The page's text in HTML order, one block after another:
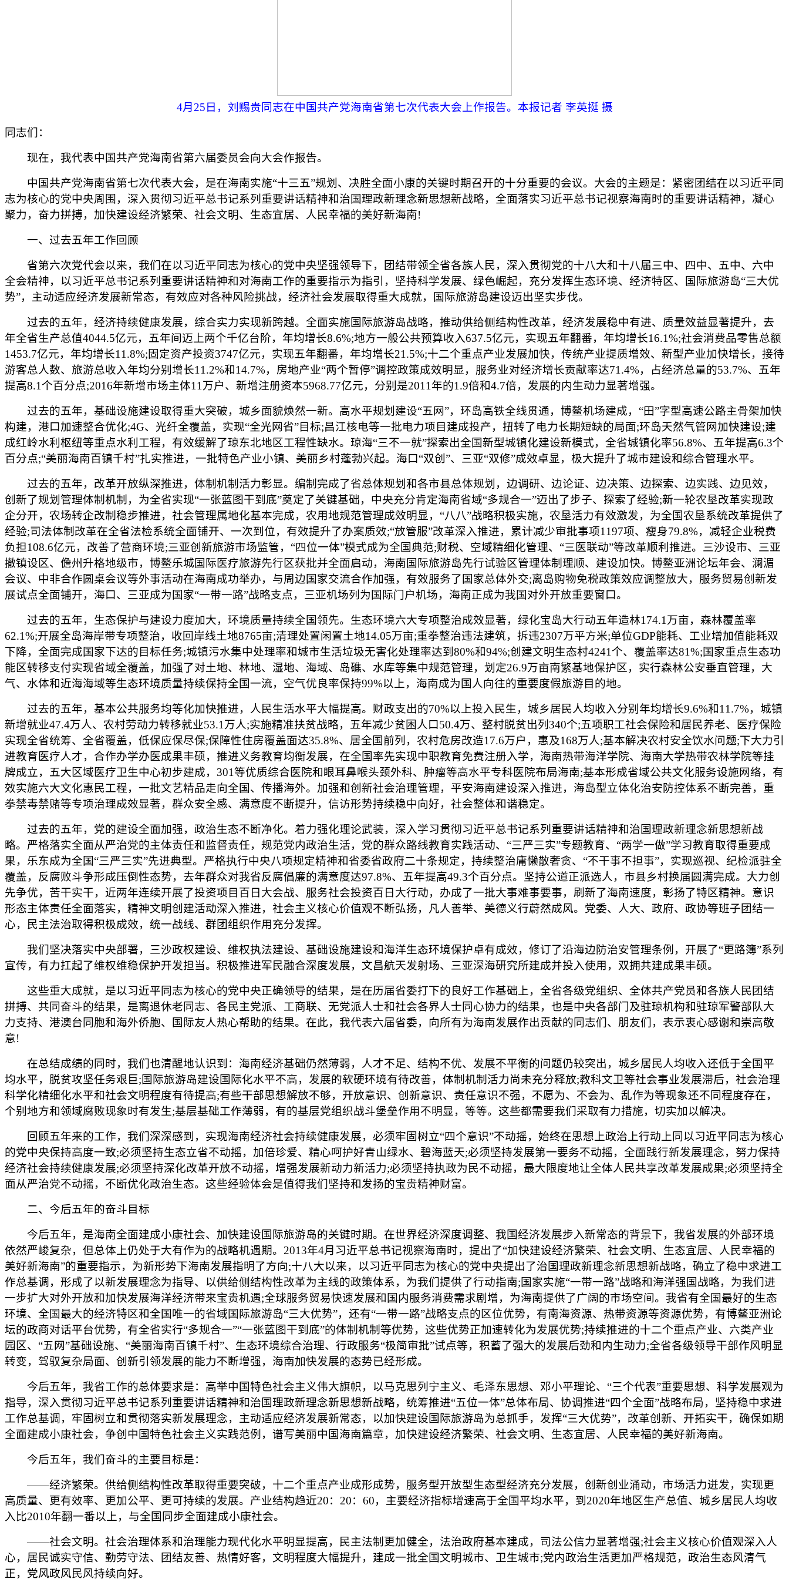
4月25日，刘赐贵同志在中国共产党海南省第七次代表大会上作报告。本报记者 李英挺 摄
同志们：
现在，我代表中国共产党海南省第六届委员会向大会作报告。
中国共产党海南省第七次代表大会，是在海南实施“十三五”规划、决胜全面小康的关键时期召开的十分重要的会议。大会的主题是：紧密团结在以习近平同
志为核心的党中央周围，深入贯彻习近平总书记系列重要讲话精神和治国理政新理念新思想新战略，全面落实习近平总书记视察海南时的重要讲话精神，凝心
聚力，奋力拼搏，加快建设经济繁荣、社会文明、生态宜居、人民幸福的美好新海南!
一、过去五年工作回顾
省第六次党代会以来，我们在以习近平同志为核心的党中央坚强领导下，团结带领全省各族人民，深入贯彻党的十八大和十八届三中、四中、五中、六中
全会精神，以习近平总书记系列重要讲话精神和对海南工作的重要指示为指引，坚持科学发展、绿色崛起，充分发挥生态环境、经济特区、国际旅游岛“三大优
势”，主动适应经济发展新常态，有效应对各种风险挑战，经济社会发展取得重大成就，国际旅游岛建设迈出坚实步伐。
过去的五年，经济持续健康发展，综合实力实现新跨越。全面实施国际旅游岛战略，推动供给侧结构性改革，经济发展稳中有进、质量效益显著提升，去
年全省生产总值4044.5亿元，五年间迈上两个千亿台阶，年均增长8.6%;地方一般公共预算收入637.5亿元，实现五年翻番，年均增长16.1%;社会消费品零售总额
1453.7亿元，年均增长11.8%;固定资产投资3747亿元，实现五年翻番，年均增长21.5%;十二个重点产业发展加快，传统产业提质增效、新型产业加快增长，接待
游客总人数、旅游总收入年均分别增长11.2%和14.7%，房地产业“两个暂停”调控政策成效明显，服务业对经济增长贡献率达71.4%，占经济总量的53.7%、五年
提高8.1个百分点;2016年新增市场主体11万户、新增注册资本5968.77亿元，分别是2011年的1.9倍和4.7倍，发展的内生动力显著增强。
过去的五年，基础设施建设取得重大突破，城乡面貌焕然一新。高水平规划建设“五网”，环岛高铁全线贯通，博鳌机场建成，“田”字型高速公路主骨架加快
构建，港口加速整合优化;4G、光纤全覆盖，实现“全光网省”目标;昌江核电等一批电力项目建成投产，扭转了电力长期短缺的局面;环岛天然气管网加快建设;建
成红岭水利枢纽等重点水利工程，有效缓解了琼东北地区工程性缺水。琼海“三不一就”探索出全国新型城镇化建设新模式，全省城镇化率56.8%、五年提高6.3个
百分点;“美丽海南百镇千村”扎实推进，一批特色产业小镇、美丽乡村蓬勃兴起。海口“双创”、三亚“双修”成效卓显，极大提升了城市建设和综合管理水平。
过去的五年，改革开放纵深推进，体制机制活力彰显。编制完成了省总体规划和各市县总体规划，边调研、边论证、边决策、边探索、边实践、边见效，
创新了规划管理体制机制，为全省实现“一张蓝图干到底”奠定了关键基础，中央充分肯定海南省域“多规合一”迈出了步子、探索了经验;新一轮农垦改革实现政
企分开，农场转企改制稳步推进，社会管理属地化基本完成，农用地规范管理成效明显，“八八”战略积极实施，农垦活力有效激发，为全国农垦系统改革提供了
经验;司法体制改革在全省法检系统全面铺开、一次到位，有效提升了办案质效;“放管服”改革深入推进，累计减少审批事项1197项、瘦身79.8%，减轻企业税费
负担108.6亿元，改善了营商环境;三亚创新旅游市场监管，“四位一体”模式成为全国典范;财税、空域精细化管理、“三医联动”等改革顺利推进。三沙设市、三亚
撤镇设区、儋州升格地级市，博鳌乐城国际医疗旅游先行区获批并全面启动，海南国际旅游岛先行试验区管理体制理顺、建设加快。博鳌亚洲论坛年会、澜湄
会议、中非合作圆桌会议等外事活动在海南成功举办，与周边国家交流合作加强，有效服务了国家总体外交;离岛购物免税政策效应调整放大，服务贸易创新发
展试点全面铺开，海口、三亚成为国家“一带一路”战略支点，三亚机场列为国际门户机场，海南正成为我国对外开放重要窗口。
过去的五年，生态保护与建设力度加大，环境质量持续全国领先。生态环境六大专项整治成效显著，绿化宝岛大行动五年造林174.1万亩，森林覆盖率
62.1%;开展全岛海岸带专项整治，收回岸线土地8765亩;清理处置闲置土地14.05万亩;重拳整治违法建筑，拆违2307万平方米;单位GDP能耗、工业增加值能耗双
下降，全面完成国家下达的目标任务;城镇污水集中处理率和城市生活垃圾无害化处理率达到80%和94%;创建文明生态村4241个、覆盖率达81%;国家重点生态功
能区转移支付实现省域全覆盖，加强了对土地、林地、湿地、海域、岛礁、水库等集中规范管理，划定26.9万亩南繁基地保护区，实行森林公安垂直管理，大
气、水体和近海海域等生态环境质量持续保持全国一流，空气优良率保持99%以上，海南成为国人向往的重要度假旅游目的地。
过去的五年，基本公共服务均等化加快推进，人民生活水平大幅提高。财政支出的70%以上投入民生，城乡居民人均收入分别年均增长9.6%和11.7%，城镇
新增就业47.4万人、农村劳动力转移就业53.1万人;实施精准扶贫战略，五年减少贫困人口50.4万、整村脱贫出列340个;五项职工社会保险和居民养老、医疗保险
实现全省统筹、全省覆盖，低保应保尽保;保障性住房覆盖面达35.8%、居全国前列，农村危房改造17.6万户，惠及168万人;基本解决农村安全饮水问题;下大力引
进教育医疗人才，合作办学办医成果丰硕，推进义务教育均衡发展，在全国率先实现中职教育免费注册入学，海南热带海洋学院、海南大学热带农林学院等挂
牌成立，五大区域医疗卫生中心初步建成，301等优质综合医院和眼耳鼻喉头颈外科、肿瘤等高水平专科医院布局海南;基本形成省域公共文化服务设施网络，有
效实施六大文化惠民工程，一批文艺精品走向全国、传播海外。加强和创新社会治理管理，平安海南建设深入推进，海岛型立体化治安防控体系不断完善，重
拳禁毒禁赌等专项治理成效显著，群众安全感、满意度不断提升，信访形势持续稳中向好，社会整体和谐稳定。
过去的五年，党的建设全面加强，政治生态不断净化。着力强化理论武装，深入学习贯彻习近平总书记系列重要讲话精神和治国理政新理念新思想新战
略。严格落实全面从严治党的主体责任和监督责任，规范党内政治生活，党的群众路线教育实践活动、“三严三实”专题教育、“两学一做”学习教育取得重要成
果，乐东成为全国“三严三实”先进典型。严格执行中央八项规定精神和省委省政府二十条规定，持续整治庸懒散奢贪、“不干事不担事”，实现巡视、纪检派驻全
覆盖，反腐败斗争形成压倒性态势，去年群众对我省反腐倡廉的满意度达97.8%、五年提高49.3个百分点。坚持公道正派选人，市县乡村换届圆满完成。大力创
先争优，苦干实干，近两年连续开展了投资项目百日大会战、服务社会投资百日大行动，办成了一批大事难事要事，刷新了海南速度，彰扬了特区精神。意识
形态主体责任全面落实，精神文明创建活动深入推进，社会主义核心价值观不断弘扬，凡人善举、美德义行蔚然成风。党委、人大、政府、政协等班子团结一
心，民主法治取得积极成效，统一战线、群团组织作用充分发挥。
我们坚决落实中央部署，三沙政权建设、维权执法建设、基础设施建设和海洋生态环境保护卓有成效，修订了沿海边防治安管理条例，开展了“更路簿”系列
宣传，有力扛起了维权维稳保护开发担当。积极推进军民融合深度发展，文昌航天发射场、三亚深海研究所建成并投入使用，双拥共建成果丰硕。
这些重大成就，是以习近平同志为核心的党中央正确领导的结果，是在历届省委打下的良好工作基础上，全省各级党组织、全体共产党员和各族人民团结
拼搏、共同奋斗的结果，是离退休老同志、各民主党派、工商联、无党派人士和社会各界人士同心协力的结果，也是中央各部门及驻琼机构和驻琼军警部队大
力支持、港澳台同胞和海外侨胞、国际友人热心帮助的结果。在此，我代表六届省委，向所有为海南发展作出贡献的同志们、朋友们，表示衷心感谢和崇高敬
意!
在总结成绩的同时，我们也清醒地认识到：海南经济基础仍然薄弱，人才不足、结构不优、发展不平衡的问题仍较突出，城乡居民人均收入还低于全国平
均水平，脱贫攻坚任务艰巨;国际旅游岛建设国际化水平不高，发展的软硬环境有待改善，体制机制活力尚未充分释放;教科文卫等社会事业发展滞后，社会治理
科学化精细化水平和社会文明程度有待提高;有些干部思想解放不够，开放意识、创新意识、责任意识不强，不愿为、不会为、乱作为等现象还不同程度存在，
个别地方和领域腐败现象时有发生;基层基础工作薄弱，有的基层党组织战斗堡垒作用不明显，等等。这些都需要我们采取有力措施，切实加以解决。
回顾五年来的工作，我们深深感到，实现海南经济社会持续健康发展，必须牢固树立“四个意识”不动摇，始终在思想上政治上行动上同以习近平同志为核心
的党中央保持高度一致;必须坚持生态立省不动摇，加倍珍爱、精心呵护好青山绿水、碧海蓝天;必须坚持发展第一要务不动摇，全面践行新发展理念，努力保持
经济社会持续健康发展;必须坚持深化改革开放不动摇，增强发展新动力新活力;必须坚持执政为民不动摇，最大限度地让全体人民共享改革发展成果;必须坚持全
面从严治党不动摇，不断优化政治生态。这些经验体会是值得我们坚持和发扬的宝贵精神财富。
二、今后五年的奋斗目标
今后五年，是海南全面建成小康社会、加快建设国际旅游岛的关键时期。在世界经济深度调整、我国经济发展步入新常态的背景下，我省发展的外部环境
依然严峻复杂，但总体上仍处于大有作为的战略机遇期。2013年4月习近平总书记视察海南时，提出了“加快建设经济繁荣、社会文明、生态宜居、人民幸福的
美好新海南”的重要指示，为新形势下海南发展指明了方向;十八大以来，以习近平同志为核心的党中央提出了治国理政新理念新思想新战略，确立了稳中求进工
作总基调，形成了以新发展理念为指导、以供给侧结构性改革为主线的政策体系，为我们提供了行动指南;国家实施“一带一路”战略和海洋强国战略，为我们进
一步扩大对外开放和加快发展海洋经济带来宝贵机遇;全球服务贸易快速发展和国内服务消费需求剧增，为海南提供了广阔的市场空间。我省有全国最好的生态
环境、全国最大的经济特区和全国唯一的省域国际旅游岛“三大优势”，还有“一带一路”战略支点的区位优势，有南海资源、热带资源等资源优势，有博鳌亚洲论
坛的政商对话平台优势，有全省实行“多规合一”“一张蓝图干到底”的体制机制等优势，这些优势正加速转化为发展优势;持续推进的十二个重点产业、六类产业
园区、“五网”基础设施、“美丽海南百镇千村”、生态环境综合治理、行政服务“极简审批”试点等，积蓄了强大的发展后劲和内生动力;全省各级领导干部作风明显
转变，驾驭复杂局面、创新引领发展的能力不断增强，海南加快发展的态势已经形成。
今后五年，我省工作的总体要求是：高举中国特色社会主义伟大旗帜，以马克思列宁主义、毛泽东思想、邓小平理论、“三个代表”重要思想、科学发展观为
指导，深入贯彻习近平总书记系列重要讲话精神和治国理政新理念新思想新战略，统筹推进“五位一体”总体布局、协调推进“四个全面”战略布局，坚持稳中求进
工作总基调，牢固树立和贯彻落实新发展理念，主动适应经济发展新常态，以加快建设国际旅游岛为总抓手，发挥“三大优势”，改革创新、开拓实干，确保如期
全面建成小康社会，争创中国特色社会主义实践范例，谱写美丽中国海南篇章，加快建设经济繁荣、社会文明、生态宜居、人民幸福的美好新海南。
今后五年，我们奋斗的主要目标是：
——经济繁荣。供给侧结构性改革取得重要突破，十二个重点产业成形成势，服务型开放型生态型经济充分发展，创新创业涌动，市场活力迸发，实现更
高质量、更有效率、更加公平、更可持续的发展。产业结构趋近20：20：60，主要经济指标增速高于全国平均水平，到2020年地区生产总值、城乡居民人均收
入比2010年翻一番以上，与全国同步全面建成小康社会。
——社会文明。社会治理体系和治理能力现代化水平明显提高，民主法制更加健全，法治政府基本建成，司法公信力显著增强;社会主义核心价值观深入人
心，居民诚实守信、勤劳守法、团结友善、热情好客，文明程度大幅提升，建成一批全国文明城市、卫生城市;党内政治生活更加严格规范，政治生态风清气
正，党风政风民风持续向好。